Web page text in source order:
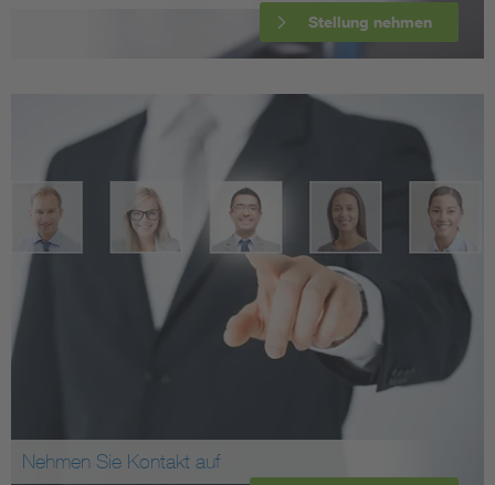
Stellung nehmen
Nehmen Sie Kontakt auf